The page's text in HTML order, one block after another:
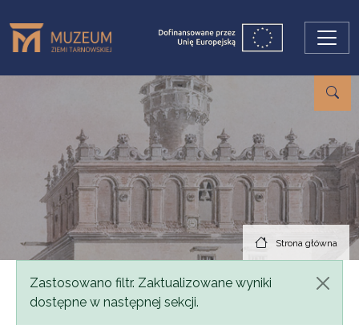
Strona główna
Komunikat
Zastosowano filtr. Zaktualizowane wyniki
dostępne w następnej sekcji.